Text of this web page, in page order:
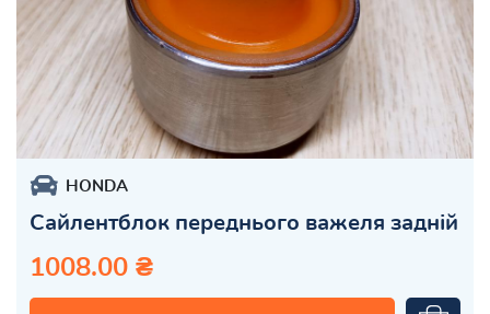
HONDA
Сайлентблок переднього важеля задній
1008.00 ₴